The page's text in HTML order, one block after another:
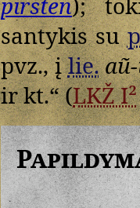
santykis su
pvz., įlie.
ir kt.“ (LKŽ I²